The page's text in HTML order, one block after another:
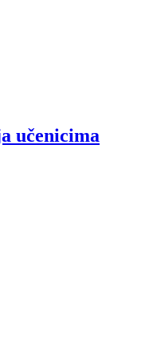
učenicima